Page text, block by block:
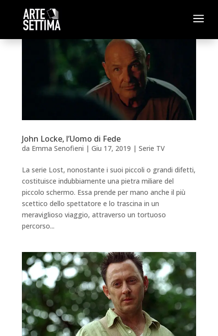
a
John Locke, l’Uomo di Fede
da Emma Senofieni | Giu 17, 2019 | Serie TV
La serie Lost, nonostante i suoi piccoli o grandi difetti,
costituisce indubbiamente una pietra miliare del
piccolo schermo. Essa prende per mano anche il più
scettico dello spettatore e lo trascina in un
meraviglioso viaggio, attraverso un tortuoso
percorso...